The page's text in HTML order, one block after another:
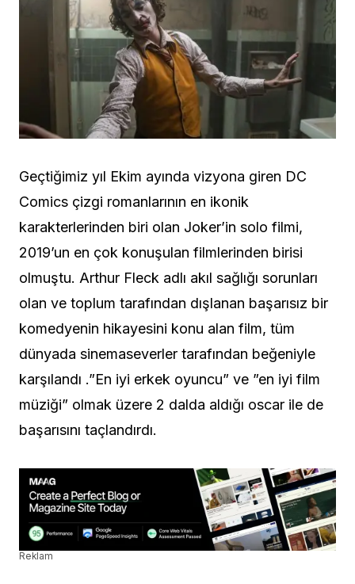
Geçtiğimiz yıl Ekim ayında vizyona giren DC
Comics çizgi romanlarının en ikonik
karakterlerinden biri olan Joker’in solo filmi,
2019’un en çok konuşulan filmlerinden birisi
olmuştu. Arthur Fleck adlı akıl sağlığı sorunları
olan ve toplum tarafından dışlanan başarısız bir
komedyenin hikayesini konu alan film, tüm
dünyada sinemaseverler tarafından beğeniyle
karşılandı .”En iyi erkek oyuncu” ve ”en iyi film
müziği” olmak üzere 2 dalda aldığı oscar ile de
başarısını taçlandırdı.
Reklam